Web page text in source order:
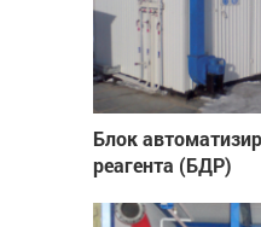
Блок
реагента (БДР)